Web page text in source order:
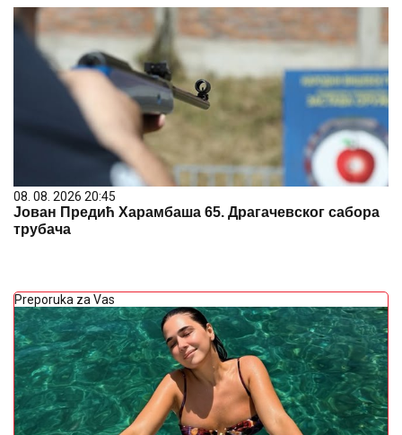
08. 08. 2026 20:45
Јован Предић Харамбаша 65. Драгачевског сабора
трубача
Preporuka za Vas